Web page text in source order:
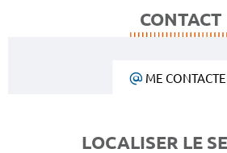
CONTACT
ME
LOCALISER LE